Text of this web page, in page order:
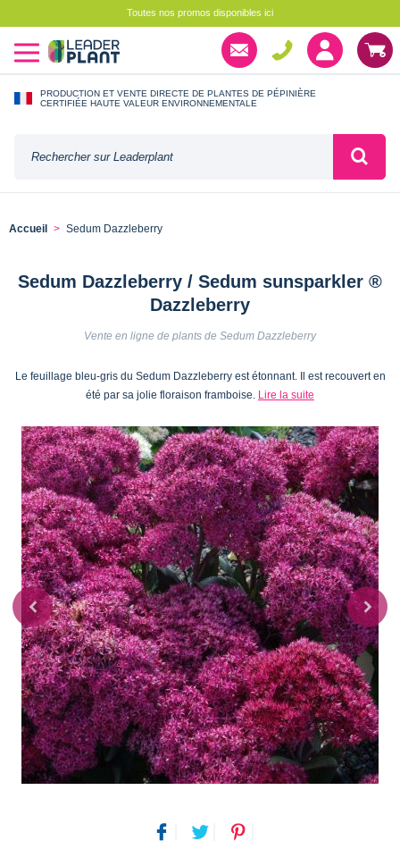
Toutes nos promos disponibles ici
PRODUCTION ET VENTE DIRECTE DE PLANTES DE PÉPINIÈRE
CERTIFIÉE HAUTE VALEUR ENVIRONNEMENTALE
Accueil Sedum Dazzleberry
Sedum Dazzleberry / Sedum sunsparkler ®
Dazzleberry
Vente en ligne de plants de Sedum Dazzleberry
Le feuillage bleu-gris du Sedum Dazzleberry est étonnant. Il est recouvert en
été par sa jolie floraison framboise. Lire la suite